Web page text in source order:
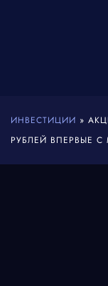
ИНВЕСТИЦИИ »
РУБЛЕЙ ВПЕРВЫЕ С